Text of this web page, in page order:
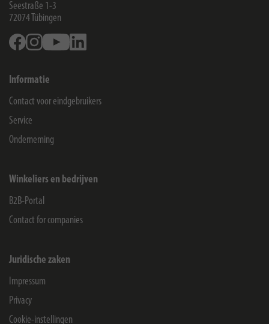
Seestraße 1-3
72074 Tübingen
FacebookInstagramYoutube
Informatie
Contact voor eindgebruikers
Service
Onderneming
Winkeliers en bedrijven
B2B-Portal
Contact for companies
Juridische zaken
Impressum
Privacy
Cookie-instellingen